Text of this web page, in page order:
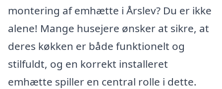
montering af emhætte i Årslev? Du er ikke
alene! Mange husejere ønsker at sikre, at
deres køkken er både funktionelt og
stilfuldt, og en korrekt installeret
emhætte spiller en central rolle i dette.